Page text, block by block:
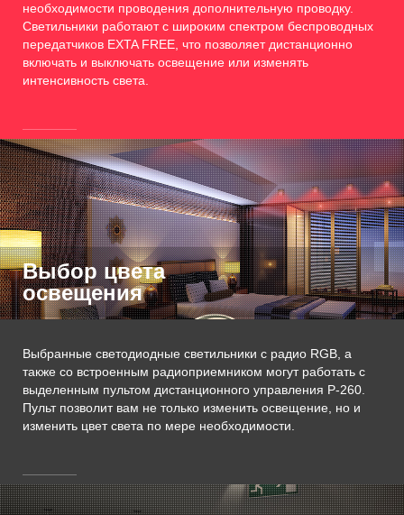
необходимости проводения дополнительную проводку.
Светильники работают с широким спектром беспроводных
передатчиков EXTA FREE, что позволяет дистанционно
включать и выключать освещение или изменять
интенсивность света.
Выбор цвета
освещения
Выбранные светодиодные светильники с радио RGB, а
также со встроенным радиоприемником могут работать с
выделенным пультом дистанционного управления P-260.
Пульт позволит вам не только изменить освещение, но и
изменить цвет света по мере необходимости.